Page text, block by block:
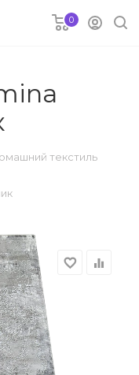
0
текстиль
favorite_border equalizer